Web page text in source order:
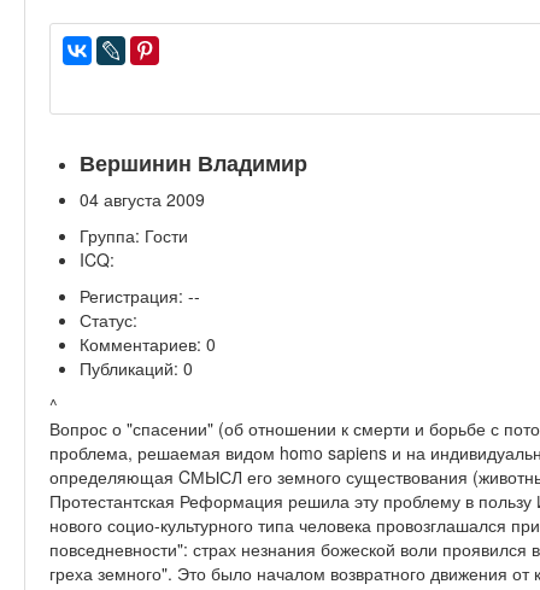
Вершинин Владимир
04 августа 2009
Группа: Гости
ICQ:
Регистрация: --
Статус:
Комментариев: 0
Публикаций: 0
^
Вопрос о "спасении" (об отношении к смерти и борьбе с
проблема, решаемая видом homo sapiens и на
определяющая CМЫСЛ его земного существования
Протестантская Реформация решила эту проблему в
нового социо-культурного типа человека провозглашался
повседневности": страх незнания божеской воли проявился
греха земного". Это было началом возвратного движения от